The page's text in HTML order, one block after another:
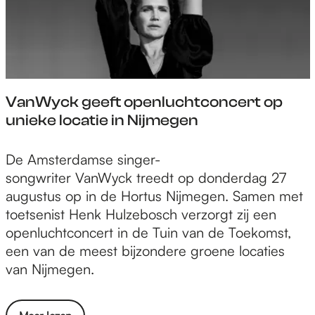
a
d
e
a
l
’
n
E
7
5
j
a
a
r
n
a
N
Y
M
w
a
t
e
r
t
o
r
e
t
z
c
h
i
n
d
e
N
M
VanWyck geeft openluchtconcert op
unieke locatie in Nijmegen
V
a
n
W
y
c
k
e
De Amsterdamse singer-
songwriter VanWyck treedt op donderdag 27
augustus op in de Hortus Nijmegen. Samen met
toetsenist Henk Hulzebosch verzorgt zij een
openluchtconcert in de Tuin van de Toekomst,
een van de meest bijzondere groene locaties
van Nijmegen.